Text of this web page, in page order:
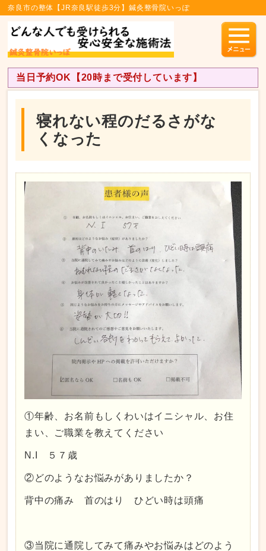
奈良市の整体【JR奈良駅徒歩3分】鍼灸整骨院いっぽ
当日予約OK【20時まで受付しています】
寝れない程のだるさがな
くなった
①年齢、お名前もしくわいはイニシャル、お住
まい、ご職業を教えてください
N.I ５７歳
②どのようなお悩みがありましたか？
背中の痛み 首のはり ひどい時は頭痛
③当院に通院してみて痛みやお悩みはどのよう